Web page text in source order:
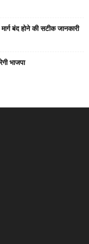
बंद होने की सटीक जानकारी
भाजपा